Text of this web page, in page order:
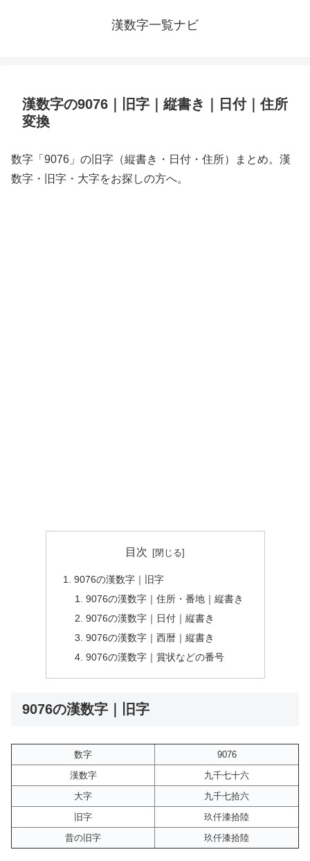
漢数字一覧ナビ
漢数字の9076｜旧字｜縦書き｜日付｜住所
変換
数字「9076」の旧字（縦書き・日付・住所）まとめ。漢
数字・旧字・大字をお探しの方へ。
目次
9076の漢数字｜旧字
9076の漢数字｜住所・番地｜縦書き
9076の漢数字｜日付｜縦書き
9076の漢数字｜西暦｜縦書き
9076の漢数字｜賞状などの番号
9076の漢数字｜旧字
数字
9076
漢数字
九千七十六
大字
九千七拾六
旧字
玖仟漆拾陸
昔の旧字
玖仟漆拾陸